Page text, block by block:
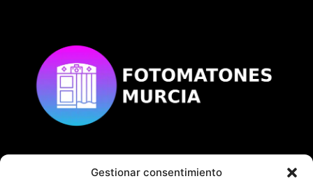
Gestionar consentimiento
© Copyrightfotomatonesmurcia.es